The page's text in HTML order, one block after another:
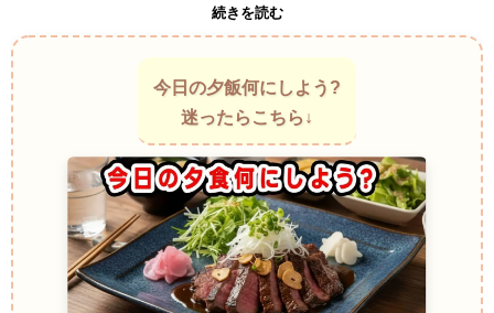
Wakame Sunomono（ワカメ酢の物）～ハワイの和風アレンジ～ポキの
名脇役として活躍
ハワイの食卓では、生わかめを甘酢で和えたサラダがポキの横に添えら
れることがあります。海鮮の脂をさっぱり流しつつ、ほんのり甘い海の
香りが口に残ります。ビーチの風を感じながら、冷たいポキと一緒に味
わうと、まるで海そのものを食べている気分。
Seaweed and Cucumber Salad（生海藻ときゅうりのサラダ）～アメリ
カ西海岸のヘルシーメニュー～
カリフォルニアのレストランでは、生わかめときゅうりをレモンドレッ
シングで和えたサラダが人気。磯の香りとシャキシャキの食感が特徴。
噛むたびにレモンの酸味と海の旨みが重なり、軽いランチにぴったり。
健康志向の食卓に欠かせない一品。
Wakame Poke（ワカメポキ）～ハワイの生わかめ料理～海鮮と絡むとろ
続きを読む
今日の夕飯何にしよう?
迷ったらこちら↓